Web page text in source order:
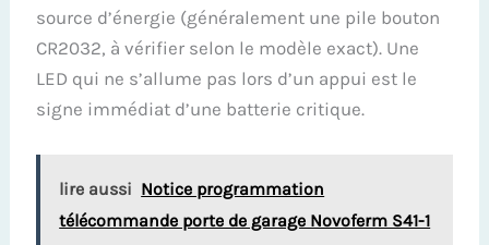
source d’énergie (généralement une pile bouton
CR2032, à vérifier selon le modèle exact). Une
LED qui ne s’allume pas lors d’un appui est le
signe immédiat d’une batterie critique.
lire aussi Notice programmation
télécommande porte de garage Novoferm S41-1